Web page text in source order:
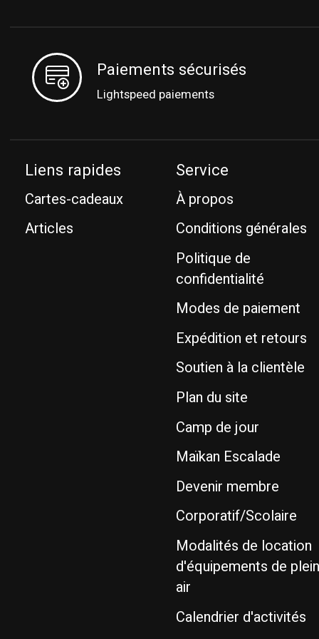
Paiements sécurisés
Lightspeed paiements
Liens rapides
Cartes-cadeaux
Articles
Service
À propos
Conditions générales
Politique de
confidentialité
Modes de paiement
Expédition et retours
Soutien à la clientèle
Plan du site
Camp de jour
Maïkan Escalade
Devenir membre
Corporatif/Scolaire
Modalités de location
d'équipements de plein
air
Calendrier d'activités